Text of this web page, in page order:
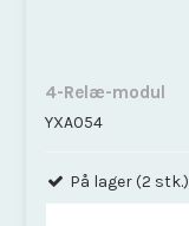
4-Relæ-modul
YXA054
På lager (2 stk.)